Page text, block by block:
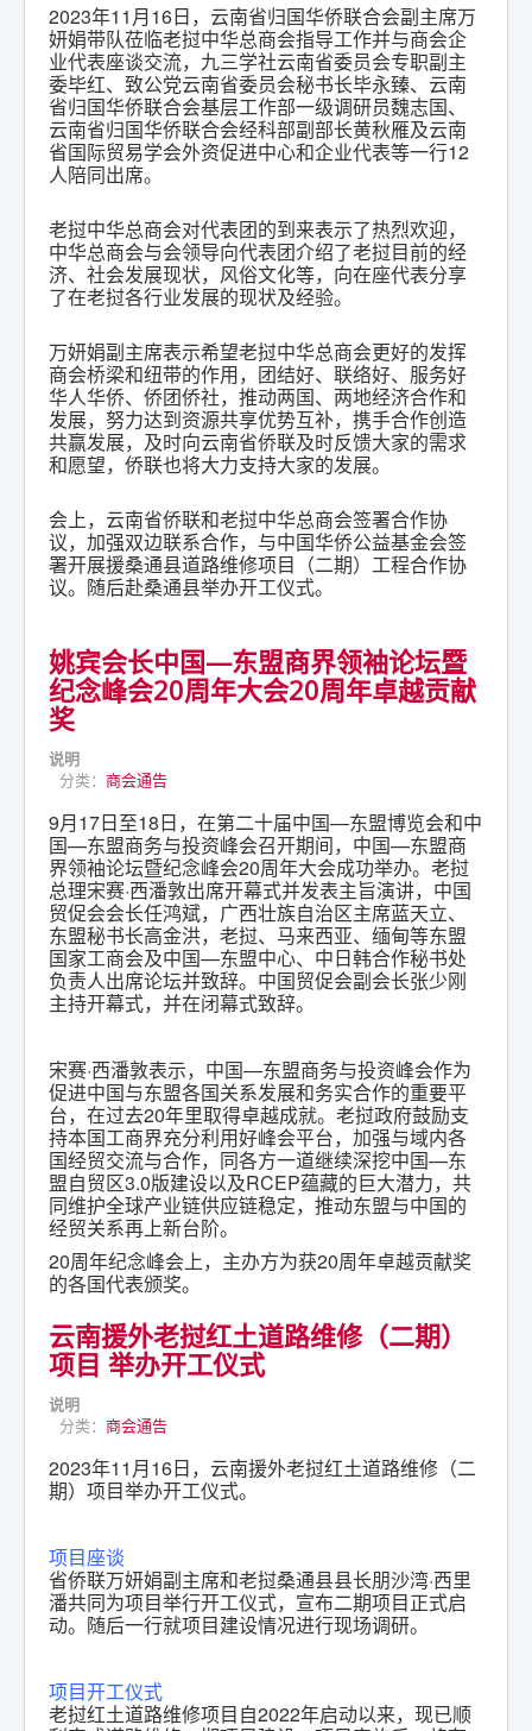
2023年11月16日，云南省归国华侨联合会副主席万
妍娟带队莅临老挝中华总商会指导工作并与商会企
业代表座谈交流，九三学社云南省委员会专职副主
委毕红、致公党云南省委员会秘书长毕永臻、云南
省归国华侨联合会基层工作部一级调研员魏志国、
云南省归国华侨联合会经科部副部长黄秋雁及云南
省国际贸易学会外资促进中心和企业代表等一行12
人陪同出席。
老挝中华总商会对代表团的到来表示了热烈欢迎，
中华总商会与会领导向代表团介绍了老挝目前的经
济、社会发展现状，风俗文化等，向在座代表分享
了在老挝各行业发展的现状及经验。
万妍娟副主席表示希望老挝中华总商会更好的发挥
商会桥梁和纽带的作用，团结好、联络好、服务好
华人华侨、侨团侨社，推动两国、两地经济合作和
发展，努力达到资源共享优势互补，携手合作创造
共赢发展，及时向云南省侨联及时反馈大家的需求
和愿望，侨联也将大力支持大家的发展。
会上，云南省侨联和老挝中华总商会签署合作协
议，加强双边联系合作，与中国华侨公益基金会签
署开展援桑通县道路维修项目（二期）工程合作协
议。随后赴桑通县举办开工仪式。
姚宾会长中国—东盟商界领袖论坛暨
纪念峰会20周年大会20周年卓越贡献
奖
说明
分类： 商会通告
9月17日至18日，在第二十届中国—东盟博览会和中
国—东盟商务与投资峰会召开期间，中国—东盟商
界领袖论坛暨纪念峰会20周年大会成功举办。老挝
总理宋赛·西潘敦出席开幕式并发表主旨演讲，中国
贸促会会长任鸿斌，广西壮族自治区主席蓝天立、
东盟秘书长高金洪，老挝、马来西亚、缅甸等东盟
国家工商会及中国—东盟中心、中日韩合作秘书处
负责人出席论坛并致辞。中国贸促会副会长张少刚
主持开幕式，并在闭幕式致辞。
宋赛·西潘敦表示，中国—东盟商务与投资峰会作为
促进中国与东盟各国关系发展和务实合作的重要平
台，在过去20年里取得卓越成就。老挝政府鼓励支
持本国工商界充分利用好峰会平台，加强与域内各
国经贸交流与合作，同各方一道继续深挖中国—东
盟自贸区3.0版建设以及RCEP蕴藏的巨大潜力，共
同维护全球产业链供应链稳定，推动东盟与中国的
经贸关系再上新台阶。
20周年纪念峰会上，主办方为获20周年卓越贡献奖
的各国代表颁奖。
云南援外老挝红土道路维修（二期）
项目 举办开工仪式
说明
分类： 商会通告
2023年11月16日，云南援外老挝红土道路维修（二
期）项目举办开工仪式。
项目座谈
省侨联万妍娟副主席和老挝桑通县县长朋沙湾·西里
潘共同为项目举行开工仪式，宣布二期项目正式启
动。随后一行就项目建设情况进行现场调研。
项目开工仪式
老挝红土道路维修项目自2022年启动以来，现已顺